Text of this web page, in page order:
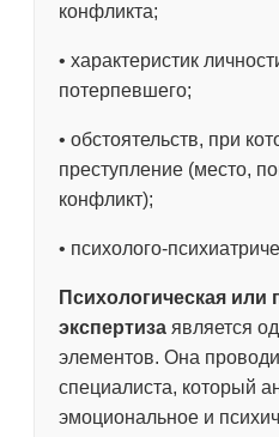
конфликта;
• характеристик
потерпевшего;
• обстоятельств, при
преступление (место,
конфликт);
• психолого-
Психологическая или
экспертиза является
элементов. Она
специалиста, который
эмоциональное и